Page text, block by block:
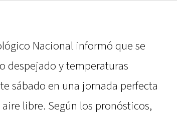
Nacional informó que se
despejado y temperaturas
sábado en una jornada perfecta
libre. Según los pronósticos,